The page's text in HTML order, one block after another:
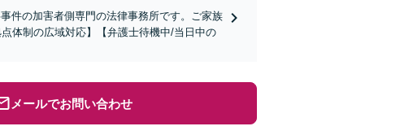
件の加害者側専門の法律事務所です。ご家族
体制の広域対応】【弁護士待機中/当日中の
メールでお問い合わせ